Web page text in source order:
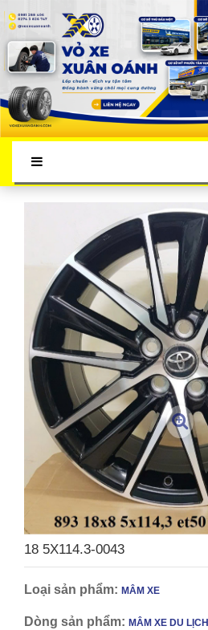
18 5X114.3-0043
Loại sản phẩm: MÂM XE
Dòng sản phẩm: MÂM XE DU LỊCH